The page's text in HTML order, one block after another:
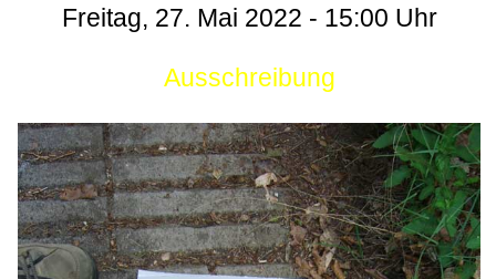
Freitag, 27. Mai 2022 - 15:00 Uhr
Ausschreibung